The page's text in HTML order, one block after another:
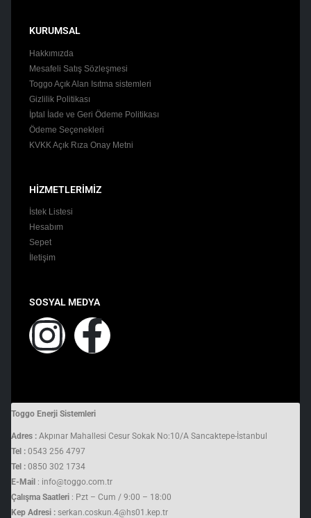
KURUMSAL
Hakkımızda
Mesafeli Satış Sözleşmesi
Toggo Açık Alan Isıtma sistemleri
Gizlilik Politikası
İptal İade ve Geri Ödeme Politikası
Ödeme Seçenekleri
KVKK Açık Rıza Onay Metni
HİZMETLERİMİZ
İstek Listesi
Hesabım
Sepet
İletişim
SOSYAL MEDYA
Toggo Enerji Sistemleri
Adres : Akpınar Mahallesi Cesur Sokak No:10/A Sancaktepe-İstanbul
Tel : 0543 256 4797
Tel : 0850 302 1734
E-Mail : info@toggo.com.tr
Çalışma Saatleri : Pzt – Cum / 9:00 – 18:00
Kep Adresi : serkan.coskun.4@hs01.kep.tr